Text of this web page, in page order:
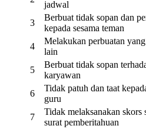
jadwal
3
Berbuat tidak sopan dan
kepada sesama teman
4
Melakukan perbuatan
lain
5
Berbuat tidak sopan
karyawan
6
Tidak patuh dan taat
guru
7
Tidak melaksanakan skors
surat pemberitahuan